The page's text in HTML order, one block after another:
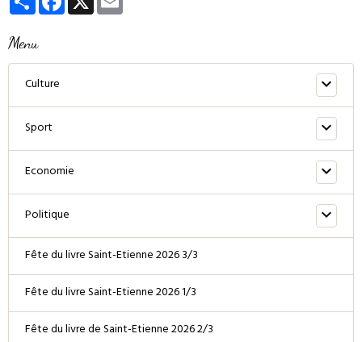
Menu
Culture
Sport
Economie
Politique
Fête du livre Saint-Etienne 2026 3/3
Fête du livre Saint-Etienne 2026 1/3
Fête du livre de Saint-Etienne 2026 2/3